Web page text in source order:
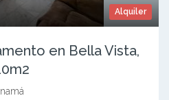
Alquiler
en Bella Vista,